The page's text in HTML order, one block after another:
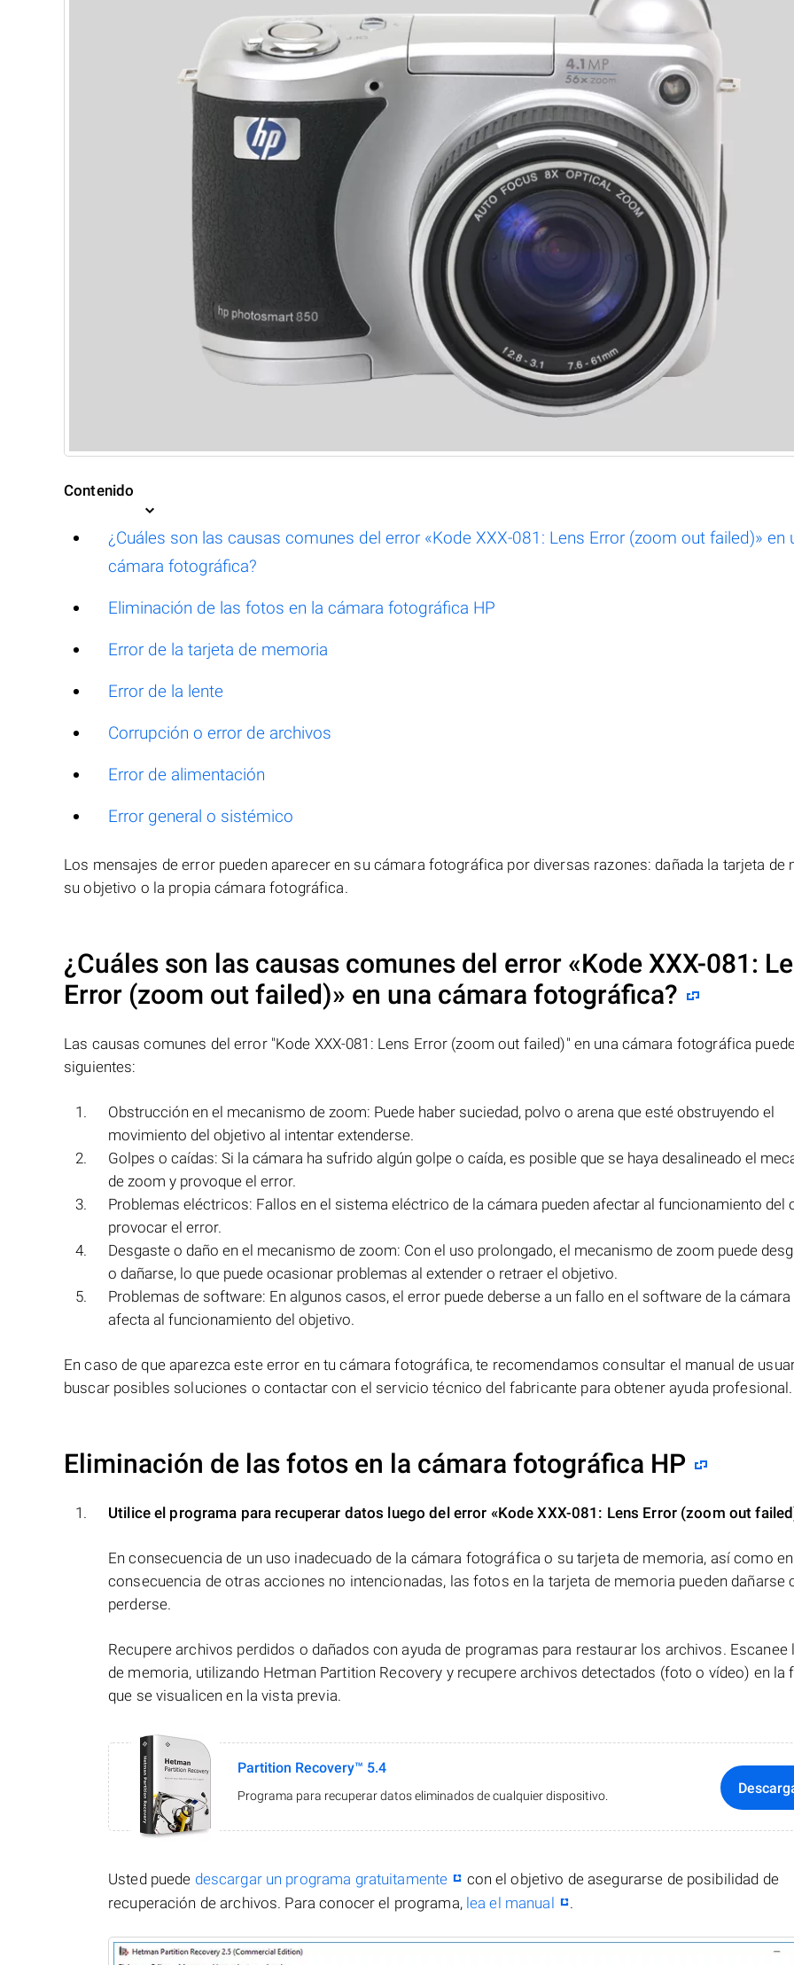
Contenido
¿Cuáles son las causas comunes del error «Kode XXX-081: Lens Error (zoom out failed)» en
cámara fotográfica?
Eliminación de las fotos en la cámara fotográfica HP
Error de la tarjeta de memoria
Error de la lente
Corrupción o error de archivos
Error de alimentación
Error general o sistémico
Los mensajes de error pueden aparecer en su cámara fotográfica por diversas razones: dañada la tarjeta de
su objetivo o la propia cámara fotográfica.
¿Cuáles son las causas comunes del error «Kode XXX-081:
Error (zoom out failed)» en una cámara fotográfica?
Las causas comunes del error "Kode XXX-081: Lens Error (zoom out failed)" en una cámara fotográfica
siguientes:
Obstrucción en el mecanismo de zoom: Puede haber suciedad, polvo o arena que esté obstruyendo el
movimiento del objetivo al intentar extenderse.
Golpes o caídas: Si la cámara ha sufrido algún golpe o caída, es posible que se haya desalineado el
de zoom y provoque el error.
Problemas eléctricos: Fallos en el sistema eléctrico de la cámara pueden afectar al funcionamiento del
provocar el error.
Desgaste o daño en el mecanismo de zoom: Con el uso prolongado, el mecanismo de zoom puede
o dañarse, lo que puede ocasionar problemas al extender o retraer el objetivo.
Problemas de software: En algunos casos, el error puede deberse a un fallo en el software de la cámara
afecta al funcionamiento del objetivo.
En caso de que aparezca este error en tu cámara fotográfica, te recomendamos consultar el manual de
buscar posibles soluciones o contactar con el servicio técnico del fabricante para obtener ayuda profesional.
Eliminación de las fotos en la cámara fotográfica HP
Utilice el programa para recuperar datos luego del error «Kode XXX-081: Lens Error (zoom out
En consecuencia de un uso inadecuado de la cámara fotográfica o su tarjeta de memoria, así como en
consecuencia de otras acciones no intencionadas, las fotos en la tarjeta de memoria pueden dañarse
perderse.
Recupere archivos perdidos o dañados con ayuda de programas para restaurar los archivos. Escanee
de memoria, utilizando Hetman Partition Recovery y recupere archivos detectados (foto o vídeo) en la
que se visualicen en la vista previa.
Partition Recovery™ 5.4
Programa para recuperar datos eliminados de cualquier dispositivo.
Usted puede descargar un programa gratuitamente
con el objetivo de asegurarse de posibilidad de
recuperación de archivos. Para conocer el programa, lea el manual .